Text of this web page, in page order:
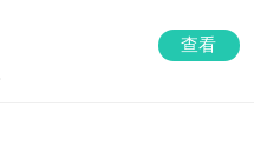
查看